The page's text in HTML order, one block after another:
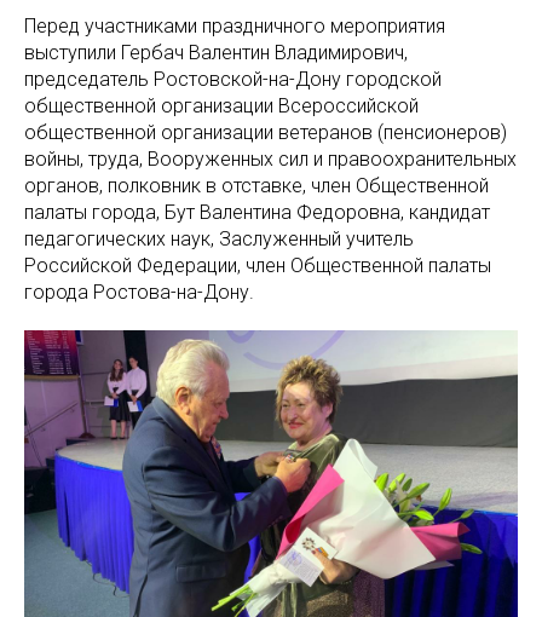
Перед участниками праздничного мероприятия
выступили Гербач Валентин Владимирович,
председатель Ростовской-на-Дону городской
общественной организации Всероссийской
общественной организации ветеранов (пенсионеров)
войны, труда, Вооруженных сил и правоохранительных
органов, полковник в отставке, член Общественной
палаты города, Бут Валентина Федоровна, кандидат
педагогических наук, Заслуженный учитель
Российской Федерации, член Общественной палаты
города Ростова-на-Дону.